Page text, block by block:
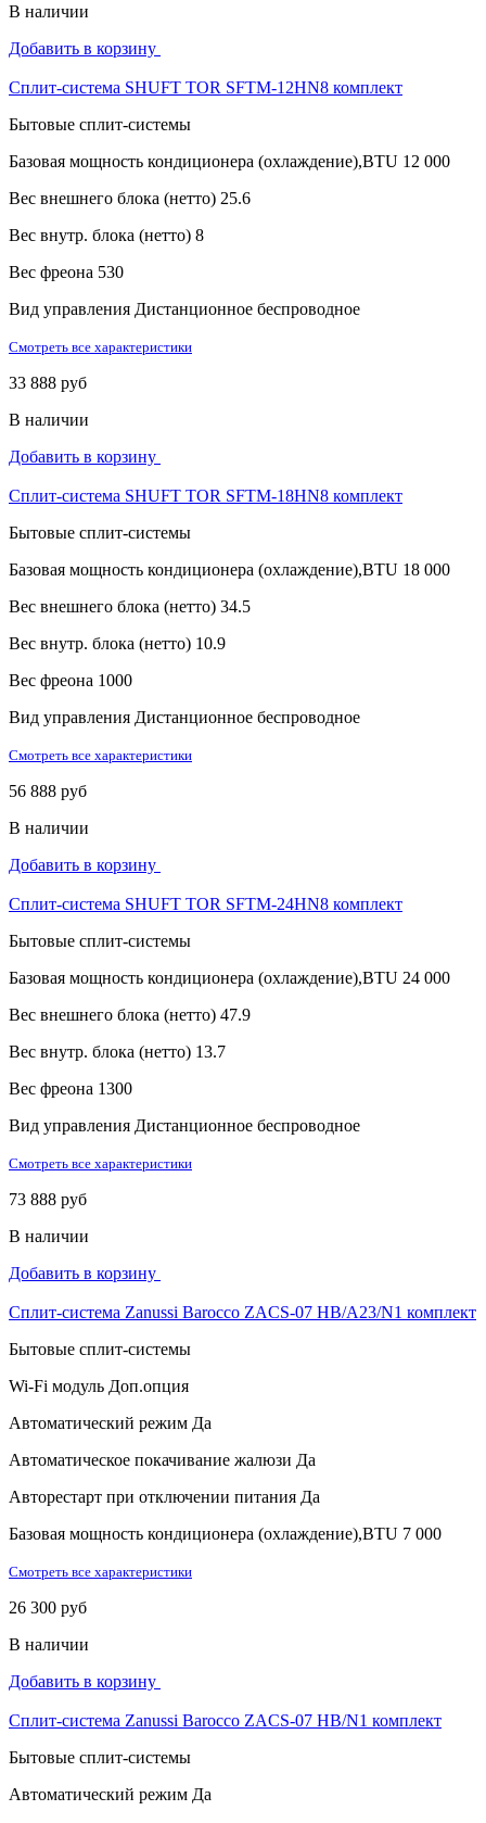
В наличии
Добавить в корзину
Сплит-система SHUFT TOR SFTM-12HN8 комплект
Бытовые сплит-системы
Базовая мощность кондиционера (охлаждение),BTU 12 000
Вес внешнего блока (нетто) 25.6
Вес внутр. блока (нетто) 8
Вес фреона 530
Вид управления Дистанционное беспроводное
Смотреть все характеристики
33 888 руб
В наличии
Добавить в корзину
Сплит-система SHUFT TOR SFTM-18HN8 комплект
Бытовые сплит-системы
Базовая мощность кондиционера (охлаждение),BTU 18 000
Вес внешнего блока (нетто) 34.5
Вес внутр. блока (нетто) 10.9
Вес фреона 1000
Вид управления Дистанционное беспроводное
Смотреть все характеристики
56 888 руб
В наличии
Добавить в корзину
Сплит-система SHUFT TOR SFTM-24HN8 комплект
Бытовые сплит-системы
Базовая мощность кондиционера (охлаждение),BTU 24 000
Вес внешнего блока (нетто) 47.9
Вес внутр. блока (нетто) 13.7
Вес фреона 1300
Вид управления Дистанционное беспроводное
Смотреть все характеристики
73 888 руб
В наличии
Добавить в корзину
Сплит-система Zanussi Barocco ZACS-07 HB/A23/N1 комплект
Бытовые сплит-системы
Wi-Fi модуль Доп.опция
Автоматический режим Да
Автоматическое покачивание жалюзи Да
Авторестарт при отключении питания Да
Базовая мощность кондиционера (охлаждение),BTU 7 000
Смотреть все характеристики
26 300 руб
В наличии
Добавить в корзину
Сплит-система Zanussi Barocco ZACS-07 HB/N1 комплект
Бытовые сплит-системы
Автоматический режим Да